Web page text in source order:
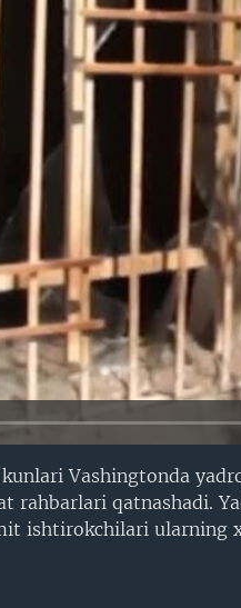
Vashingtonda
rahbarlari qatnashadi.
ishtirokchilari ularning